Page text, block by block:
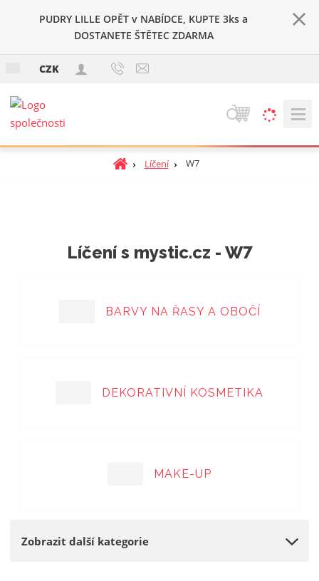
PUDRY LILLE OPĚT v NABÍDCE, KUPTE 3ks a
DOSTANETE ŠTĚTEC ZDARMA
CZK
V
h
Ú
s
n
Líčení W7
Líčení s mystic.cz - W7
BARVY NA ŘASY A OBOČÍ
DEKORATIVNÍ KOSMETIKA
MAKE-UP
Zobrazit další kategorie